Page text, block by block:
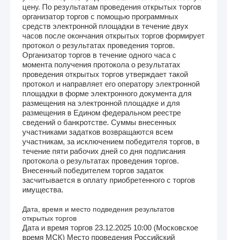
цену. По результатам проведения открытых торгов
организатор торгов с помощью программных
средств электронной площадки в течение двух
часов после окончания открытых торгов формирует
протокол о результатах проведения торгов.
Организатор торгов в течение одного часа с
момента получения протокола о результатах
проведения открытых торгов утверждает такой
протокол и направляет его оператору электронной
площадки в форме электронного документа для
размещения на электронной площадке и для
размещения в Едином федеральном реестре
сведений о банкротстве. Суммы внесенных
участниками задатков возвращаются всем
участникам, за исключением победителя торгов, в
течение пяти рабочих дней со дня подписания
протокола о результатах проведения торгов.
Внесенный победителем торгов задаток
засчитывается в оплату приобретенного с торгов
имущества.
Дата, время и место подведения результатов
открытых торгов
Дата и время торгов 23.12.2025 10:00 (Московское
время МСК) Место проведения Российский